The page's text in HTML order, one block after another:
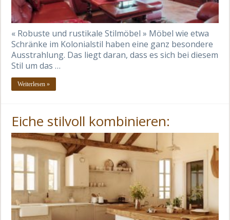
« Robuste und rustikale Stilmöbel » Möbel wie etwa
Schränke im Kolonialstil haben eine ganz besondere
Ausstrahlung. Das liegt daran, dass es sich bei diesem
Stil um das …
Weiterlesen »
Eiche stilvoll kombinieren: